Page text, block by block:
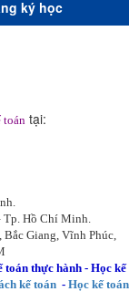
ký học
toán tại:
Tp. Hồ Chí Minh.
Giang, Vĩnh Phúc,
toán thực hành- Học kế
kế toán - Học kế toán